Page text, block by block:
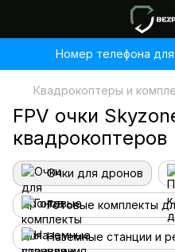
Номер телефона для
Квадрокоптеры и
FPV очки
квадрокоптеров
Очки для дронов
Готовые комплекты
Наземные станции и